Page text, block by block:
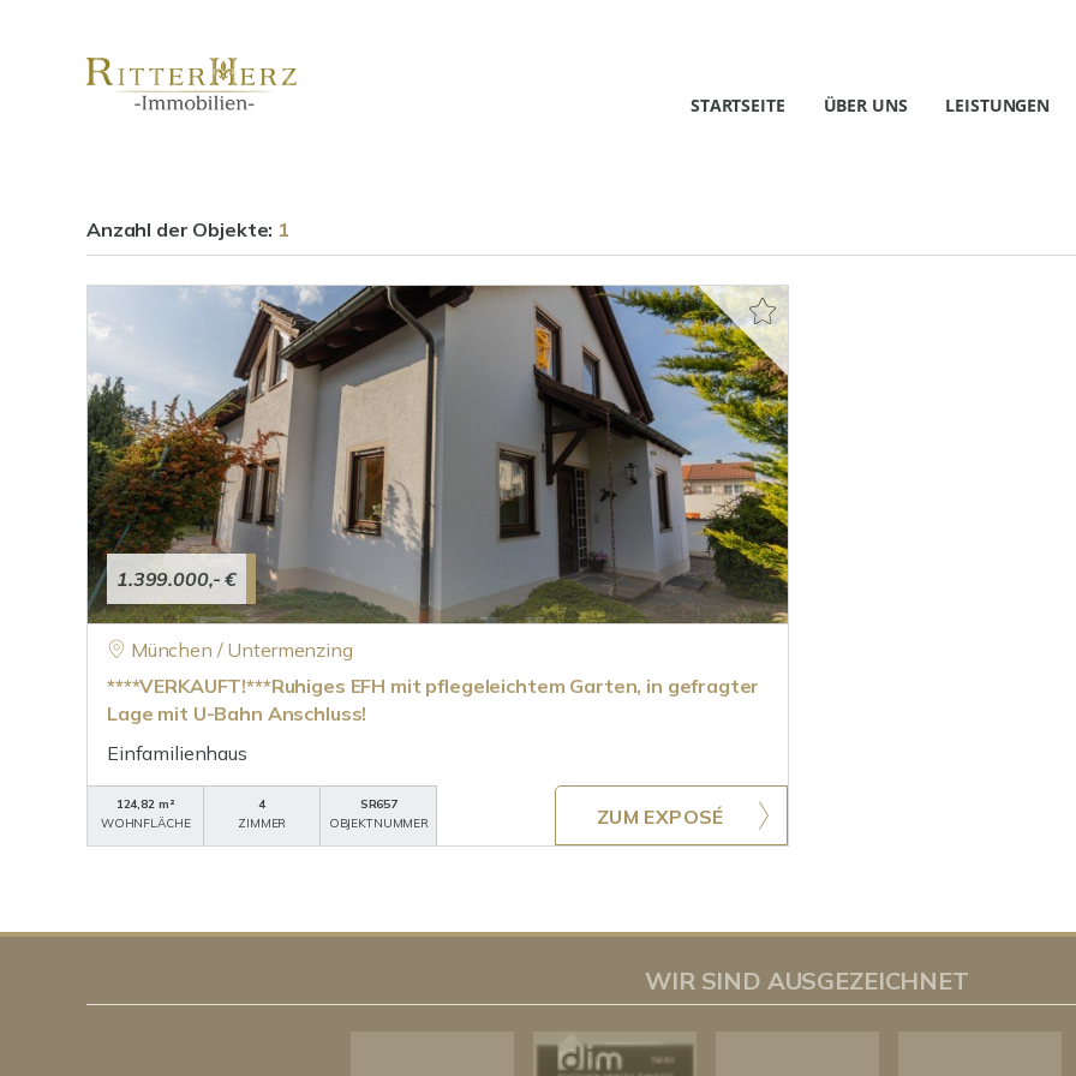
STARTSEITE ÜBER UNS LEISTUNGEN
Anzahl der Objekte: 1
1.399.000,- €
München / Untermenzing
****VERKAUFT!***Ruhiges EFH mit pflegeleichtem Garten, in gefragter
Lage mit U-Bahn Anschluss!
Einfamilienhaus
124,82 m²
WOHNFLÄCHE
4
ZIMMER
SR657
OBJEKTNUMMER
ZUM EXPOSÉ
WIR SIND AUSGEZEICHNET